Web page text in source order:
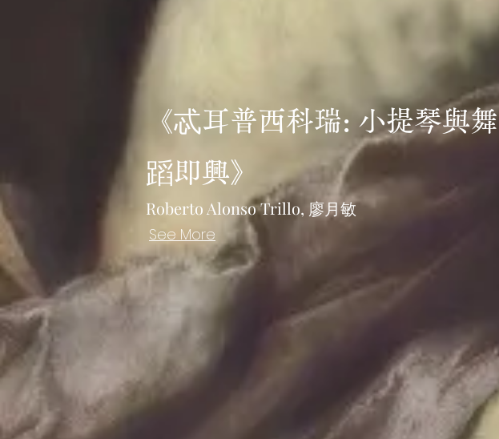
《忒耳普西科瑞: 小提琴與舞
蹈即興》
Roberto Alonso Trillo, 廖月敏
See More